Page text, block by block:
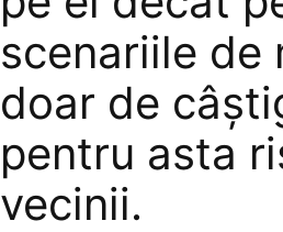
scenariile de
doar de
pentru asta
vecinii.